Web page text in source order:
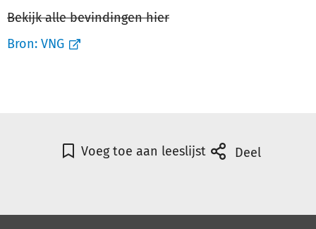
Bekijk alle bevindingen hier
Bron: VNG
Voeg toe aan leeslijst Deel